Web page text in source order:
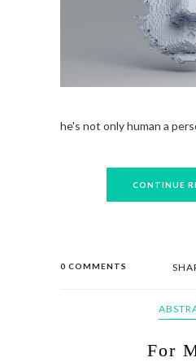
he's not only human a
CONTINUE
0 COMMENTS
For